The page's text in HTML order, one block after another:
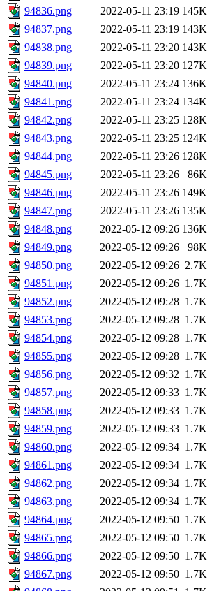
94836.png
2022-05-11 23:19 145K
94837.png
2022-05-11 23:19 143K
94838.png
2022-05-11 23:20 143K
94839.png
2022-05-11 23:20 127K
94840.png
2022-05-11 23:24 136K
94841.png
2022-05-11 23:24 134K
94842.png
2022-05-11 23:25 128K
94843.png
2022-05-11 23:25 124K
94844.png
2022-05-11 23:26 128K
94845.png
2022-05-11 23:26
86K
94846.png
2022-05-11 23:26 149K
94847.png
2022-05-11 23:26 135K
94848.png
2022-05-12 09:26 136K
94849.png
2022-05-12 09:26
98K
94850.png
2022-05-12 09:26 2.7K
94851.png
2022-05-12 09:26 1.7K
94852.png
2022-05-12 09:28 1.7K
94853.png
2022-05-12 09:28 1.7K
94854.png
2022-05-12 09:28 1.7K
94855.png
2022-05-12 09:28 1.7K
94856.png
2022-05-12 09:32 1.7K
94857.png
2022-05-12 09:33 1.7K
94858.png
2022-05-12 09:33 1.7K
94859.png
2022-05-12 09:33 1.7K
94860.png
2022-05-12 09:34 1.7K
94861.png
2022-05-12 09:34 1.7K
94862.png
2022-05-12 09:34 1.7K
94863.png
2022-05-12 09:34 1.7K
94864.png
2022-05-12 09:50 1.7K
94865.png
2022-05-12 09:50 1.7K
94866.png
2022-05-12 09:50 1.7K
94867.png
2022-05-12 09:50 1.7K